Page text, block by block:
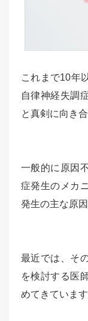
これまで10年
自律神経失調
と真剣に向き
一般的に原因
症発生のメカ
発生の主な原
最近では、そ
を検討する医
めてきています